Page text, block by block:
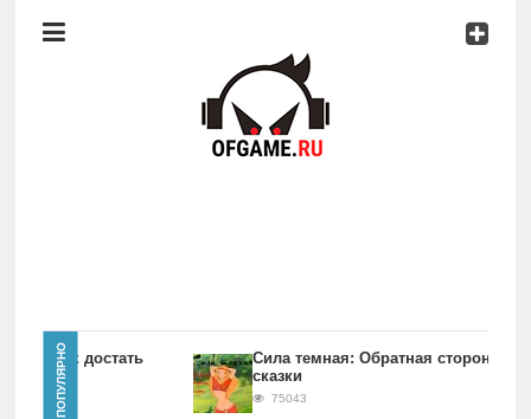
Консоли
Главная
ПОПУЛЯРНО
Как достать
Сила темная: Обратная сторона
сказки
75043